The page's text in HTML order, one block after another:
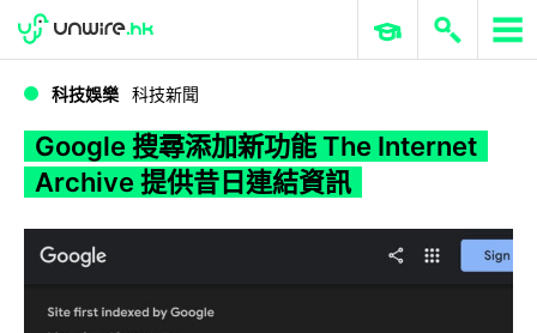
WWDC 2026 ERP 與商業 AI
科技娛樂 科技新聞
Google 搜尋添加新功能 The Internet
Archive 提供昔日連結資訊